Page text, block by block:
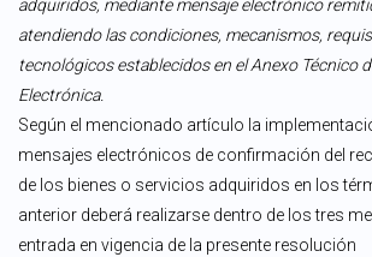
adquiridos, mediante mensaje electrónico
atendiendo las condiciones, mecanismos,
tecnológicos establecidos en el Anexo Técnico
Electrónica.
Según el mencionado artículo la
mensajes electrónicos de confirmación del
de los bienes o servicios adquiridos en los
anterior deberá realizarse dentro de los tres
entrada en vigencia de la presente resolución